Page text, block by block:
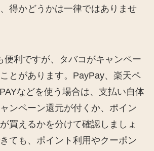
得かどうかは一律ではありませ
便利ですが、タバコがキャンペー
とがあります。PayPay、楽天ペ
などを使う場合は、支払い自体
ンペーン還元が付くか、ポイン
買えるかを分けて確認しましょ
ても、ポイント利用やクーポン